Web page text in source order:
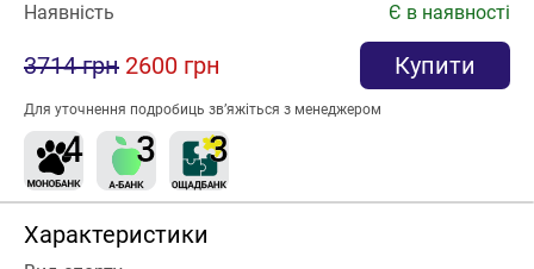
Наявність
Є в наявності
3714 грн 2600 грн Купити
Для уточнення подробиць зв’яжіться з менеджером
Характеристики